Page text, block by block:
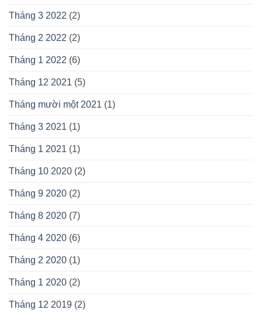
Tháng 3 2022 (2)
Tháng 2 2022 (2)
Tháng 1 2022 (6)
Tháng 12 2021 (5)
Tháng mười một 2021 (1)
Tháng 3 2021 (1)
Tháng 1 2021 (1)
Tháng 10 2020 (2)
Tháng 9 2020 (2)
Tháng 8 2020 (7)
Tháng 4 2020 (6)
Tháng 2 2020 (1)
Tháng 1 2020 (2)
Tháng 12 2019 (2)